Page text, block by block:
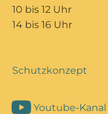
10 bis 12 Uhr
14 bis 16 Uhr
Schutzkonzept
Youtube-Kanal